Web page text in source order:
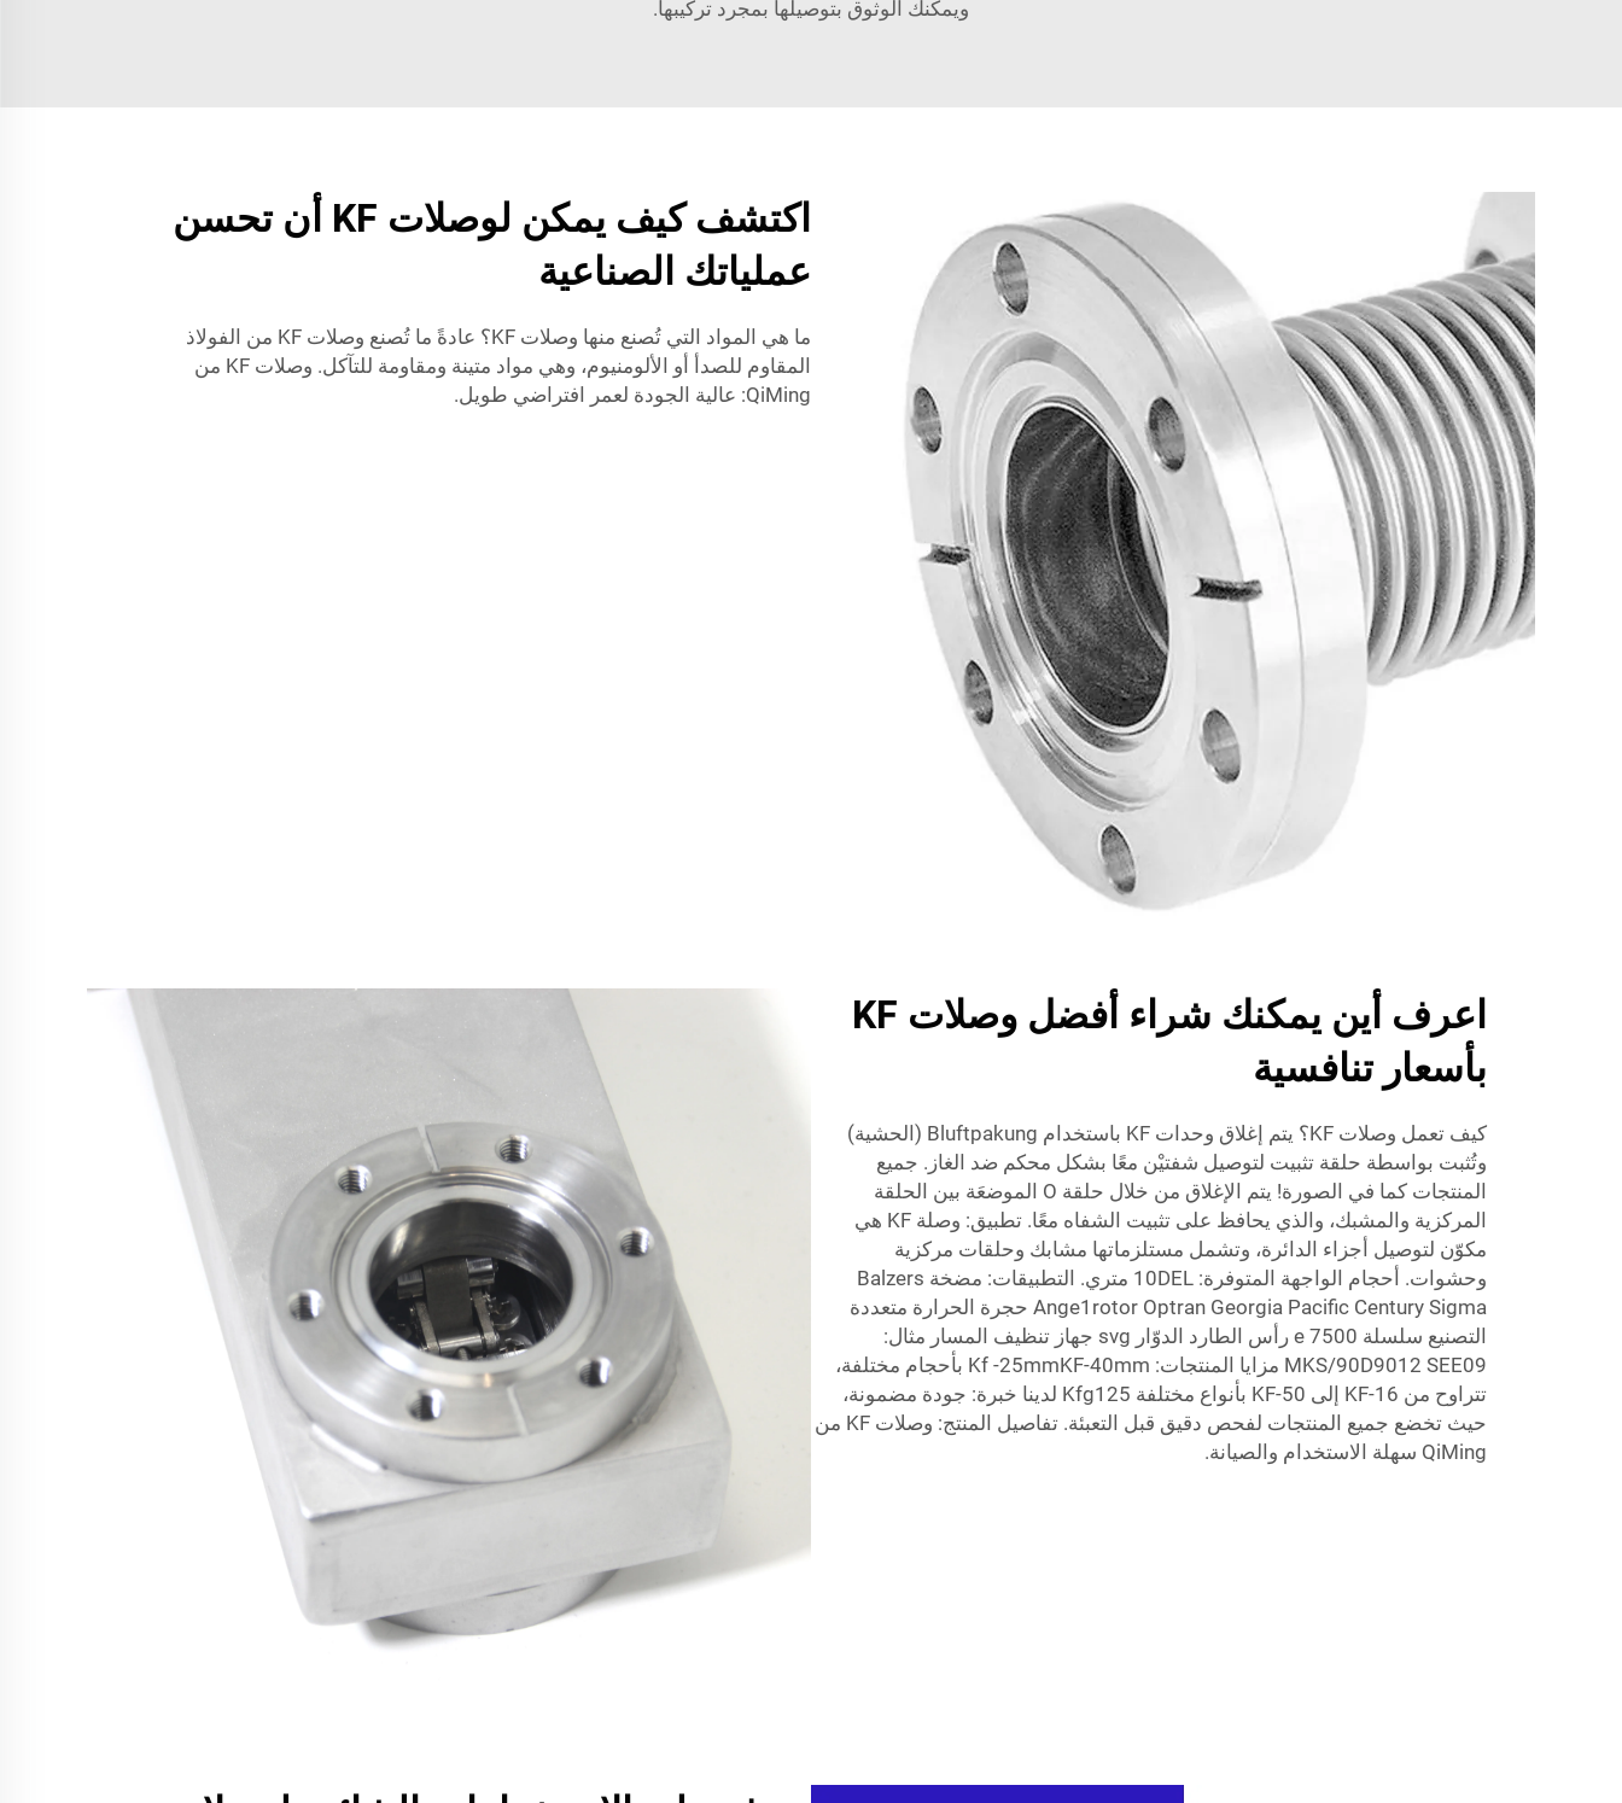
ويمكنك الوثوق بتوصيلها بمجرد تركيبها.
اكتشف كيف يمكن لوصلات KF أن تحسن
عملياتك الصناعية
ما هي المواد التي تُصنع منها وصلات KF؟ عادةً ما تُصنع وصلات KF من الفولاذ
المقاوم للصدأ أو الألومنيوم، وهي مواد متينة ومقاومة للتآكل. وصلات KF من
QiMing: عالية الجودة لعمر افتراضي طويل.
اعرف أين يمكنك شراء أفضل وصلات KF
بأسعار تنافسية
كيف تعمل وصلات KF؟ يتم إغلاق وحدات KF باستخدام Bluftpakung (الحشية)
وتُثبت بواسطة حلقة تثبيت لتوصيل شفتيْن معًا بشكل محكم ضد الغاز. جميع
المنتجات كما في الصورة! يتم الإغلاق من خلال حلقة O الموضعَة بين الحلقة
المركزية والمشبك، والذي يحافظ على تثبيت الشفاه معًا. تطبيق: وصلة KF هي
مكوّن لتوصيل أجزاء الدائرة، وتشمل مستلزماتها مشابك وحلقات مركزية
وحشوات. أحجام الواجهة المتوفرة: 10DEL متري. التطبيقات: مضخة Balzers
Ange1rotor Optran Georgia Pacific Century Sigma حجرة الحرارة متعددة
التصنيع سلسلة e 7500 رأس الطارد الدوّار svg جهاز تنظيف المسار مثال:
MKS/90D9012 SEE09 مزايا المنتجات: Kf -25mmKF-40mm بأحجام مختلفة،
تتراوح من KF-16 إلى KF-50 بأنواع مختلفة Kfg125 لدينا خبرة: جودة مضمونة،
حيث تخضع جميع المنتجات لفحص دقيق قبل التعبئة. تفاصيل المنتج: وصلات KF من
QiMing سهلة الاستخدام والصيانة.